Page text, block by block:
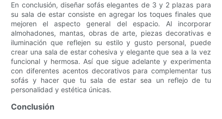
En conclusión, diseñar sofás elegantes de 3 y 2 plazas para
su sala de estar consiste en agregar los toques finales que
mejoren el aspecto general del espacio. Al incorporar
almohadones, mantas, obras de arte, piezas decorativas e
iluminación que reflejen su estilo y gusto personal, puede
crear una sala de estar cohesiva y elegante que sea a la vez
funcional y hermosa. Así que sigue adelante y experimenta
con diferentes acentos decorativos para complementar tus
sofás y hacer que tu sala de estar sea un reflejo de tu
personalidad y estética únicas.
Conclusión